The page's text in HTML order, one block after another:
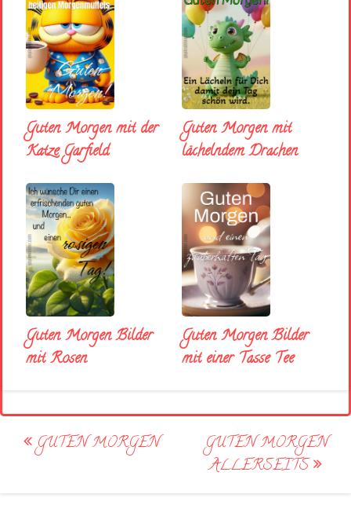
Guten Morgen mit der
Katze Garfield
Guten Morgen mit
lächelndem Drachen
Guten Morgen Bilder
mit Rosen
Guten Morgen Bilder
mit einer Tasse Tee
Post
navigation
GUTEN MORGEN
GUTEN MORGEN
ALLERSEITS